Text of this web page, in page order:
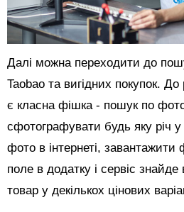
Далі можна переходити до
Taobao та вигідних покупок. До
є класна фішка - пошук по
сфотографувати будь яку річ
фото в інтернеті, завантажити
поле в додатку і сервіс
товар у декількох цінових